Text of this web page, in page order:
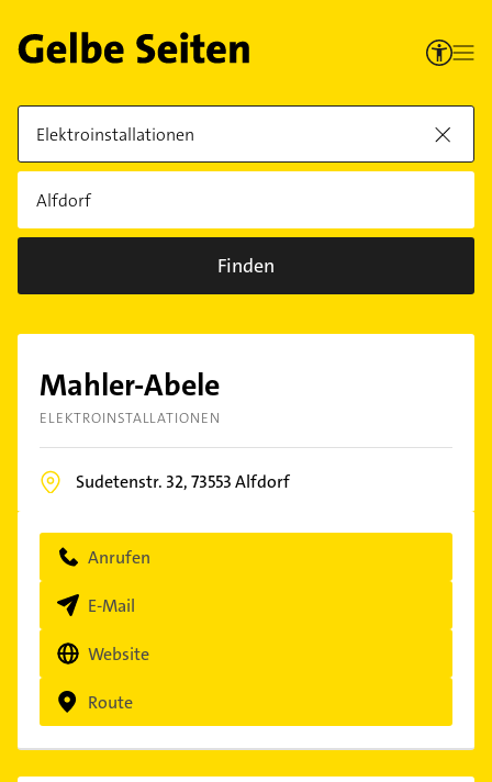
Finden
Mahler-Abele
ELEKTROINSTALLATIONEN
Sudetenstr. 32,73553Alfdorf
Anrufen
E-Mail
Website
Route